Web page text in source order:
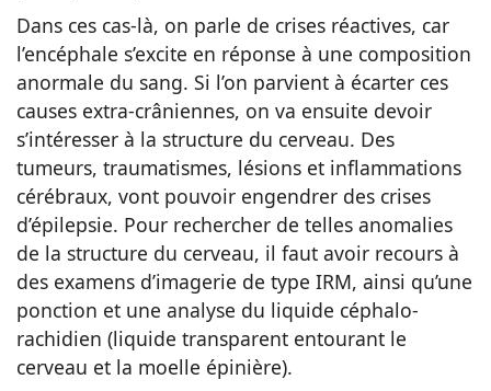
Dans ces cas-là, on parle de crises réactives, car
l’encéphale s’excite en réponse à une composition
anormale du sang. Si l’on parvient à écarter ces
causes extra-crâniennes, on va ensuite devoir
s’intéresser à la structure du cerveau. Des
tumeurs, traumatismes, lésions et inflammations
cérébraux, vont pouvoir engendrer des crises
d’épilepsie. Pour rechercher de telles anomalies
de la structure du cerveau, il faut avoir recours à
des examens d’imagerie de type IRM, ainsi qu’une
ponction et une analyse du liquide céphalo-
rachidien (liquide transparent entourant le
cerveau et la moelle épinière).